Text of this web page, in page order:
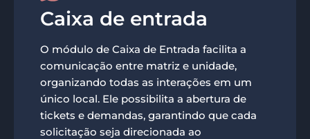
Caixa de entrada
O módulo de Caixa de Entrada facilita a
comunicação entre matriz e unidade,
organizando todas as interações em um
único local. Ele possibilita a abertura de
tickets e demandas, garantindo que cada
solicitação seja direcionada ao